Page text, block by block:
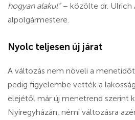
hogyan alakul”– közölte dr. Ulrich
alpolgármestere.
Nyolc teljesen új járat
A változás nem növeli a
pedig figyelembe vették a
elejétől már új menetrend szerint
Nyíregyházán, némi változásra